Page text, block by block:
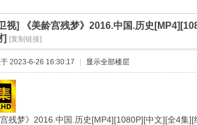
›
视]
《美龄宫残梦》2016.中国.历史
] [复制链接]
2023-6-26 16:30:17 显示全部楼层
宫残梦》2016.中国.历史[MP4][1080P][中文][全4